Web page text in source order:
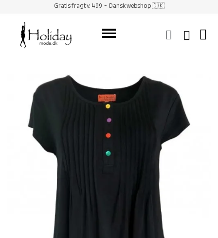
Gratis fragt v. 499 - Dansk webshop 🇩🇰